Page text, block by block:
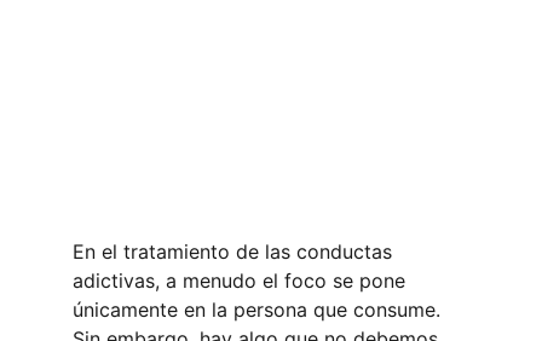
En el tratamiento de las conductas
adictivas, a menudo el foco se pone
únicamente en la persona que consume.